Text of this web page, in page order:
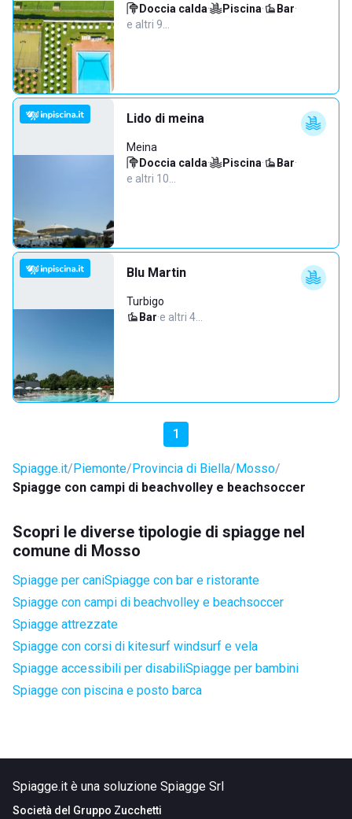
Doccia calda· Piscina· Bar·
e altri 9…
Lido di meina
Meina
Doccia calda· Piscina· Bar·
e altri 10…
Blu Martin
Turbigo
Bar·e altri 4…
1
Spiagge.it Piemonte Provincia di Biella Mosso
Spiagge con campi di beachvolley e beachsoccer
Scopri le diverse tipologie di spiagge nel
comune di Mosso
Spiagge per caniSpiagge con bar e ristorante
Spiagge con campi di beachvolley e beachsoccer
Spiagge attrezzate
Spiagge con corsi di kitesurf windsurf e vela
Spiagge accessibili per disabiliSpiagge per bambini
Spiagge con piscina e posto barca
Spiagge.it è una soluzione Spiagge Srl
Società del Gruppo Zucchetti